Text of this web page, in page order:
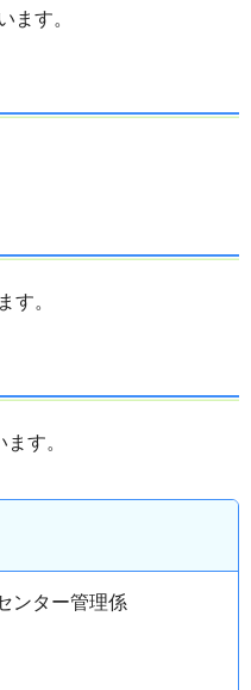
ます。
す。
す。
ンター管理係